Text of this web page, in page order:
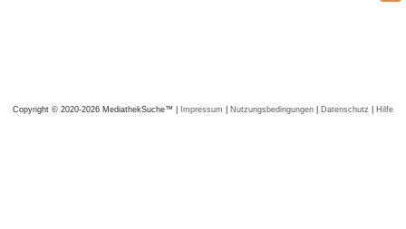
Copyright © 2020-2026 MediathekSuche™ | Impressum | Nutzungsbedingungen | Datenschutz | Hilfe